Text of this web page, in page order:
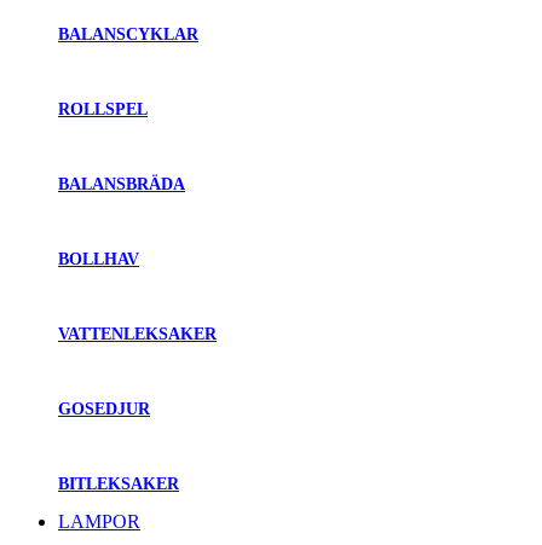
BALANSCYKLAR
ROLLSPEL
BALANSBRÄDA
BOLLHAV
VATTENLEKSAKER
GOSEDJUR
BITLEKSAKER
LAMPOR